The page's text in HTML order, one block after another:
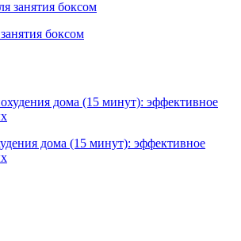
боксом
дома (15 минут): эффективное